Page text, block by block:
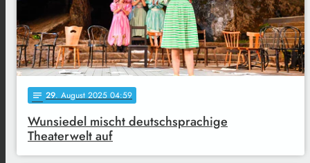
notes 29. August 2025 04:59
Wunsiedel mischt deutschsprachige
Theaterwelt auf